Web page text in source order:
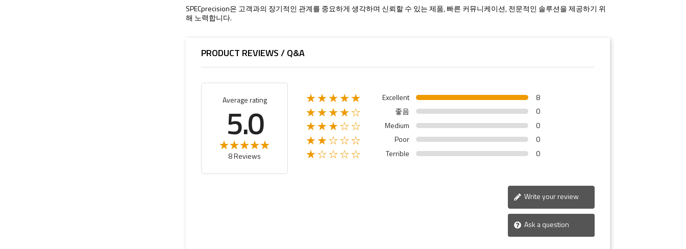
SPECprecision은 고객과의 장기적인 관계를 중요하게 생각하며 신뢰할 수 있는 제품, 빠른 커뮤니케이션, 전문적인 솔루션을 제공하기 위
해 노력합니다.
PRODUCT REVIEWS / Q&A
Average rating
5.0
8 Reviews
★★★★★ Excellent 8
★★★★☆ 좋음 0
★★★☆☆ Medium 0
★★☆☆☆ Poor 0
★☆☆☆☆ Terrible 0
Write your review
Ask a question